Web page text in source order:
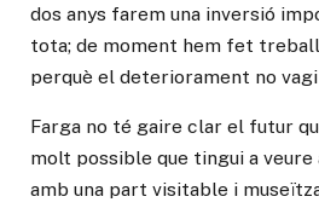
dos anys farem una inversió
tota; de moment hem fet
perquè el deteriorament no vagi
Farga no té gaire clar el futur
molt possible que tingui a
amb una part visitable i